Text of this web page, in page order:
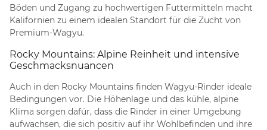
Böden und Zugang zu hochwertigen Futtermitteln macht
Kalifornien zu einem idealen Standort für die Zucht von
Premium-Wagyu.
Rocky Mountains: Alpine Reinheit und intensive
Geschmacksnuancen
Auch in den Rocky Mountains finden Wagyu-Rinder ideale
Bedingungen vor. Die Höhenlage und das kühle, alpine
Klima sorgen dafür, dass die Rinder in einer Umgebung
aufwachsen, die sich positiv auf ihr Wohlbefinden und ihre